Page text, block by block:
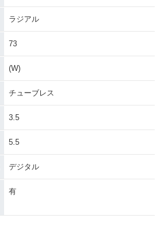
ラジアル
73
(W)
チューブレス
3.5
5.5
デジタル
有